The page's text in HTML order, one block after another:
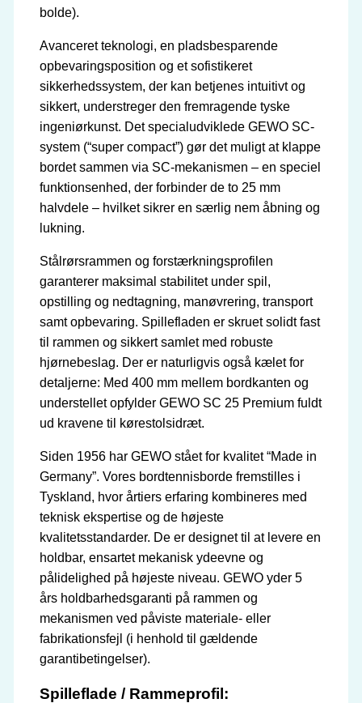
bolde).
Avanceret teknologi, en pladsbesparende
opbevaringsposition og et sofistikeret
sikkerhedssystem, der kan betjenes intuitivt og
sikkert, understreger den fremragende tyske
ingeniørkunst. Det specialudviklede GEWO SC-
system (“super compact”) gør det muligt at klappe
bordet sammen via SC-mekanismen – en speciel
funktionsenhed, der forbinder de to 25 mm
halvdele – hvilket sikrer en særlig nem åbning og
lukning.
Stålrørsrammen og forstærkningsprofilen
garanterer maksimal stabilitet under spil,
opstilling og nedtagning, manøvrering, transport
samt opbevaring. Spillefladen er skruet solidt fast
til rammen og sikkert samlet med robuste
hjørnebeslag. Der er naturligvis også kælet for
detaljerne: Med 400 mm mellem bordkanten og
understellet opfylder GEWO SC 25 Premium fuldt
ud kravene til kørestolsidræt.
Siden 1956 har GEWO stået for kvalitet “Made in
Germany”. Vores bordtennisborde fremstilles i
Tyskland, hvor årtiers erfaring kombineres med
teknisk ekspertise og de højeste
kvalitetsstandarder. De er designet til at levere en
holdbar, ensartet mekanisk ydeevne og
pålidelighed på højeste niveau. GEWO yder 5
års holdbarhedsgaranti på rammen og
mekanismen ved påviste materiale- eller
fabrikationsfejl (i henhold til gældende
garantibetingelser).
Spilleflade / Rammeprofil: